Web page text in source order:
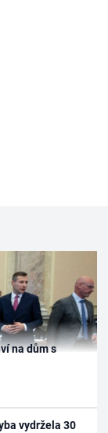
na dům s
vydržela 30